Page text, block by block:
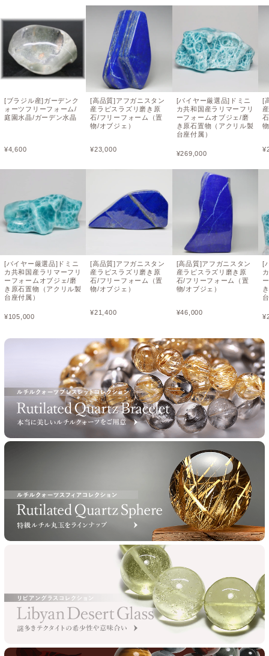
[ブラジル産]ガーデンク
ォーツフリーフォーム/
庭園水晶/ガーデン水晶
¥4,600
[バイヤー厳選品]ドミニ
カ共和国産ラリマーフリ
ーフォームオブジェ/磨
き原石置物（アクリル製
台座付属）
¥105,000
[高品質]アフガニスタン
産ラピスラズリ磨き原
石/フリーフォーム（置
物/オブジェ）
¥23,000
[高品質]アフガニスタン
産ラピスラズリ磨き原
石/フリーフォーム（置
物/オブジェ）
¥21,400
[バイヤー厳選品]ドミニ
カ共和国産ラリマーフリ
ーフォームオブジェ/磨
き原石置物（アクリル製
台座付属）
¥269,000
[高品質]アフガニスタン
産ラピスラズリ磨き原
石/フリーフォーム（置
物/オブジェ）
¥46,000
[
¥
[
¥